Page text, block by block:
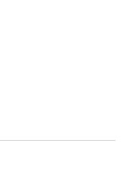
Polyacrylate-13,
Disodium Edta,
Sorbitan Isostearate